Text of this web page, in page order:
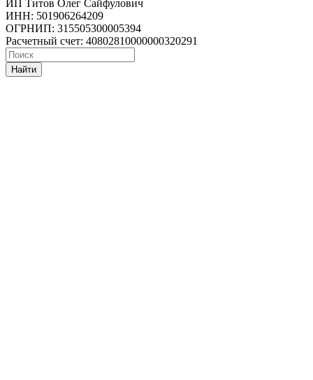
ИП Титов Олег Сайфулович
ИНН: 501906264209
ОГРНИП: 315505300005394
Расчетный счет: 40802810000000320291
Найти